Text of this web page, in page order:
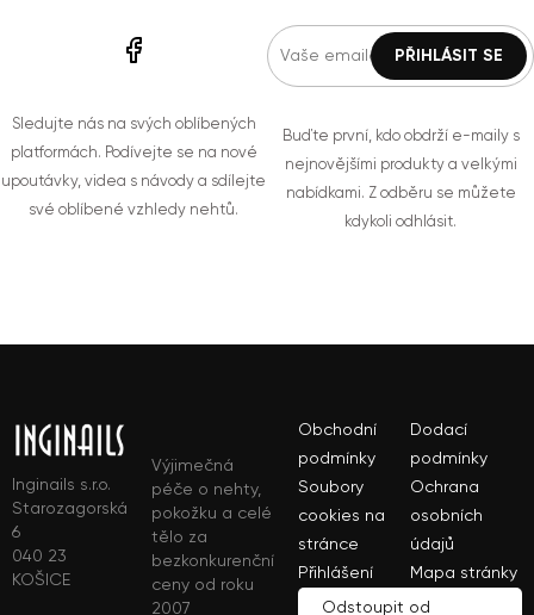
Sledujte nás na svých oblíbených
platformách. Podívejte se na nové
upoutávky, videa s návody a sdílejte
své oblíbené vzhledy nehtů.
Buďte první, kdo obdrží e-maily s
nejnovějšími produkty a velkými
nabídkami. Z odběru se můžete
kdykoli odhlásit.
Inginails s.r.o.
Starozagorská
6
040 23
KOŠICE
Výjimečná
péče o nehty,
pokožku a celé
tělo za
bezkonkurenční
ceny od roku
2007
Obchodní
podmínky
Dodací
podmínky
Soubory
cookies na
stránce
Ochrana
osobních
údajů
Přihlášení
Mapa stránky
Odstoupit od